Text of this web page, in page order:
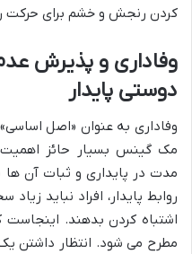
کردن رنجش و خشم برای حرکت
وفاداری و پذیرش
دوستی پایدار
وفاداری به عنوان «اصل
مک گینس بسیار حائز
مدت در پایداری و ثبات آن ها
روابط پایدار، افراد نباید
اشتباه کردن بدهند.
مطرح می شود. انتظار داشتن